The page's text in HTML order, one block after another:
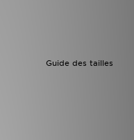
Guide des tailles